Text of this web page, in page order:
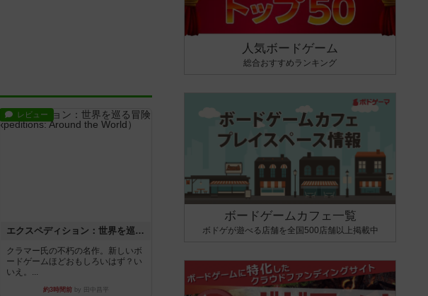
レビュー
エクスペディション：世界を巡る冒険
クラマー氏の不朽の名作。新しいボ
ードゲームほどおもしろいはず？い
いえ。...
約3時間前by 田中昌平
人気ボードゲーム
総合おすすめランキング
ボードゲームカフェ一覧
ボドゲが遊べる店舗を全国500店舗以上掲載中